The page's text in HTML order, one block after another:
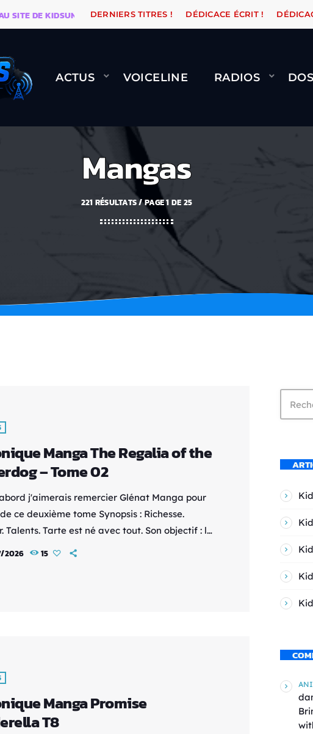
DE KIDSUNE WARÉTRO ORANGE ROAD QUI PASSE, ÇA LE
DERNIERS TITRES ! DÉDICACE ÉCRIT !
ACTUS VOICELINE RADIOS
Mangas
221 RÉSULTATS / PAGE 1 DE 25
Manga The Regalia of the
– Tome 02
j'aimerais remercier Glénat Manga pour
ce deuxième tome Synopsis : Richesse.
Talents. Tarte est né avec tout. Son objectif : le
Sélection du Roi, le Tessère, qui décide qui au
2026 15
Manga Promise
T8